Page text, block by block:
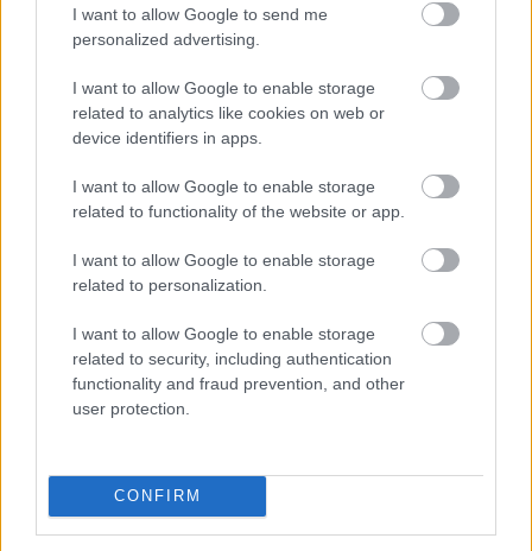
I want to allow Google to send me
personalized advertising.
I want to allow Google to enable storage
related to analytics like cookies on web or
device identifiers in apps.
I want to allow Google to enable storage
related to functionality of the website or app.
I want to allow Google to enable storage
related to personalization.
I want to allow Google to enable storage
related to security, including authentication
functionality and fraud prevention, and other
user protection.
CONFIRM
VECSEI H. MIKLÓS A ZSÁMBÉKI NYÁRI
SZÍNHÁZRÓL
ERDŐ VAN IDEBENN: TÓTH MARCSI AZ ÚJ
MARGÓ-DÍJAS